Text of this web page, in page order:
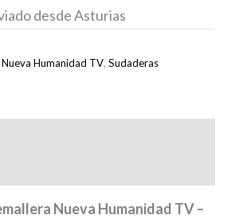
desde Asturias
Nueva Humanidad TV, Sudaderas
Nueva Humanidad TV –